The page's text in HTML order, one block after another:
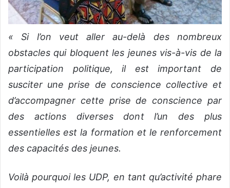
« Si l’on veut aller au-delà des nombreux
obstacles qui bloquent les jeunes vis-à-vis de la
participation politique, il est important de
susciter une prise de conscience collective et
d’accompagner cette prise de conscience par
des actions diverses dont l’un des plus
essentielles est la formation et le renforcement
des capacités des jeunes.
Voilà pourquoi les UDP, en tant qu’activité phare